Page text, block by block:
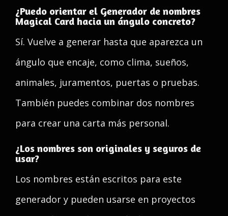
¿Puedo orientar el Generador de nombres
Magical Card hacia un ángulo concreto?
Sí. Vuelve a generar hasta que aparezca un
ángulo que encaje, como clima, sueños,
animales, juramentos, puertas o pruebas.
También puedes combinar dos nombres
para crear una carta más personal.
¿Los nombres son originales y seguros de
usar?
Los nombres están escritos para este
generador y pueden usarse en proyectos